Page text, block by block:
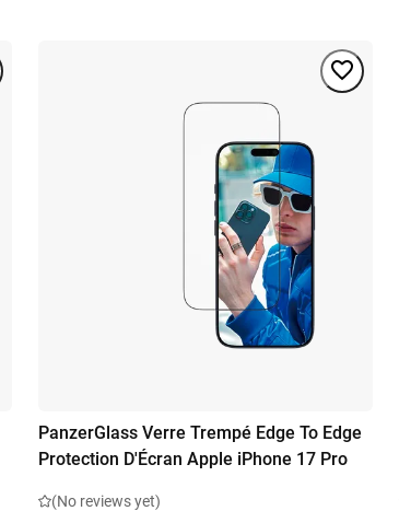
PanzerGlass Verre Trempé Edge To Edge
Protection D'Écran Apple iPhone 17 Pro
(No reviews yet)